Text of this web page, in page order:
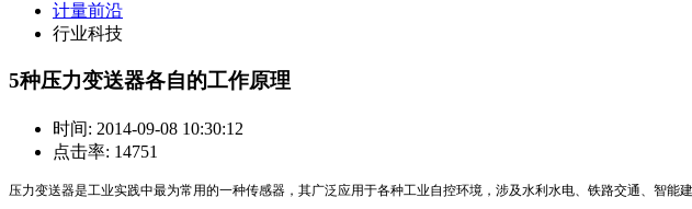
计量前沿
行业科技
5种压力变送器各自的工作原理
时间: 2014-09-08 10:30:12
点击率: 14751
压力变送器是工业实践中最为常用的一种传感器，其广泛应用于各种工业自控环境，涉及水利水电、铁路交通、智能